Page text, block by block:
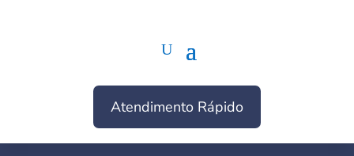
Atendimento Rápido